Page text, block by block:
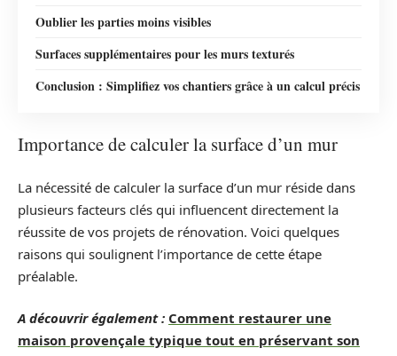
Oublier les parties moins visibles
Surfaces supplémentaires pour les murs texturés
Conclusion : Simplifiez vos chantiers grâce à un calcul précis
Importance de calculer la surface d’un mur
La nécessité de calculer la surface d’un mur réside dans
plusieurs facteurs clés qui influencent directement la
réussite de vos projets de rénovation. Voici quelques
raisons qui soulignent l’importance de cette étape
préalable.
A découvrir également : Comment restaurer une
maison provençale typique tout en préservant son